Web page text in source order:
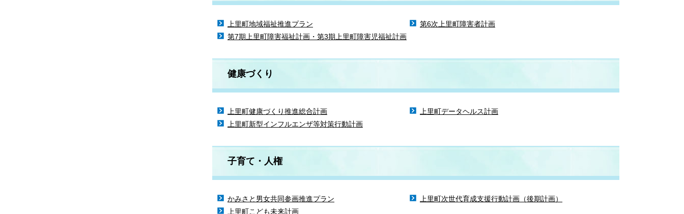
上里町地域福祉推進プラン
第6次上里町障害者計画
第7期上里町障害福祉計画・第3期上里町障害児福祉計画
健康づくり
上里町健康づくり推進総合計画
上里町データヘルス計画
上里町新型インフルエンザ等対策行動計画
子育て・人権
かみさと男女共同参画推進プラン
上里町次世代育成支援行動計画（後期計画）
上里町こども未来計画